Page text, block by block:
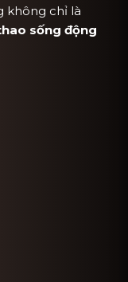
không chỉ là
sống động